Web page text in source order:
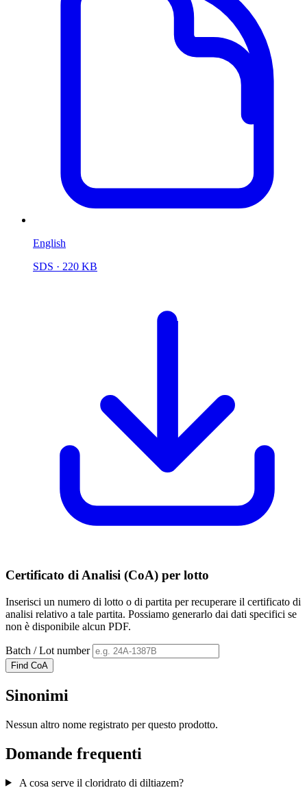
English
SDS · 220 KB
Certificato di Analisi (CoA) per lotto
Inserisci un numero di lotto o di partita per recuperare il certificato di
analisi relativo a tale partita. Possiamo generarlo dai dati specifici se
non è disponibile alcun PDF.
Batch / Lot number
Find CoA
Sinonimi
Nessun altro nome registrato per questo prodotto.
Domande frequenti
A cosa serve il cloridrato di diltiazem?